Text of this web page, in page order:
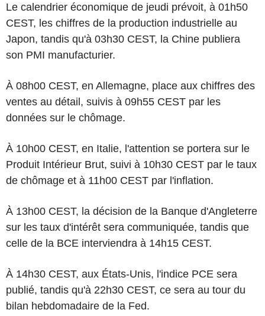
Le calendrier économique de jeudi prévoit, à 01h50
CEST, les chiffres de la production industrielle au
Japon, tandis qu'à 03h30 CEST, la Chine publiera
son PMI manufacturier.
À 08h00 CEST, en Allemagne, place aux chiffres des
ventes au détail, suivis à 09h55 CEST par les
données sur le chômage.
À 10h00 CEST, en Italie, l'attention se portera sur le
Produit Intérieur Brut, suivi à 10h30 CEST par le taux
de chômage et à 11h00 CEST par l'inflation.
À 13h00 CEST, la décision de la Banque d'Angleterre
sur les taux d'intérêt sera communiquée, tandis que
celle de la BCE interviendra à 14h15 CEST.
À 14h30 CEST, aux États-Unis, l'indice PCE sera
publié, tandis qu'à 22h30 CEST, ce sera au tour du
bilan hebdomadaire de la Fed.